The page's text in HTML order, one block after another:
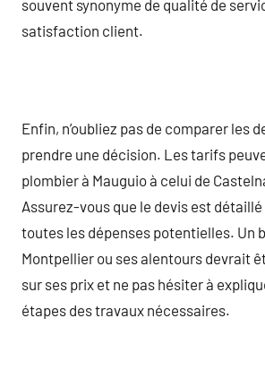
souvent synonyme de qualité de
satisfaction client.
Enfin, n’oubliez pas de comparer les
prendre une décision. Les tarifs
plombier à Mauguio à celui de
Assurez-vous que le devis est
toutes les dépenses potentielles. Un
Montpellier ou ses alentours devrait
sur ses prix et ne pas hésiter à
étapes des travaux nécessaires.